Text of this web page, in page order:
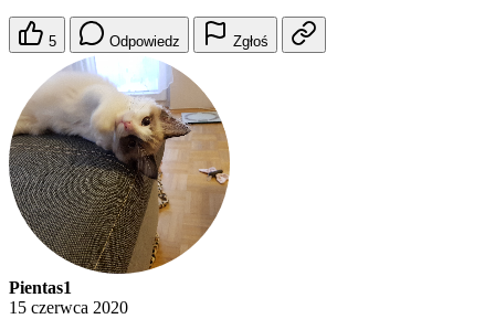
5 Odpowiedz Zgłoś
Pientas1
15 czerwca 2020